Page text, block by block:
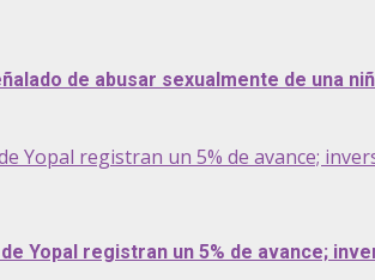
de abusar sexualmente de una
Yopal registran un 5% de avance;
Yopal registran un 5% de avance;